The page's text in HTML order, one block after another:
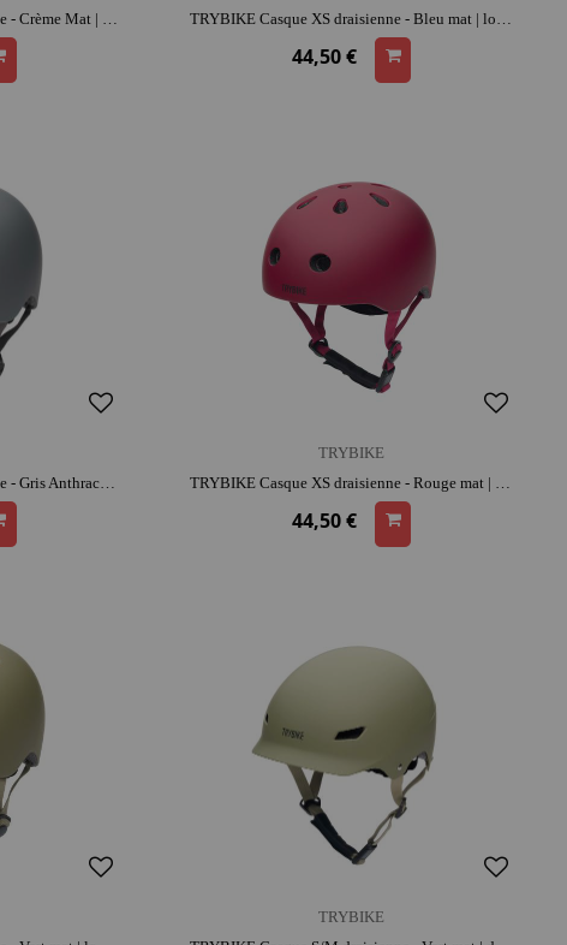
TRYBIKE Casque XS draisienne - Crème Mat | look rétro | adapté aux petites têtes | apprentissage de l'équilibre
TRYBIKE Casque XS draisienne - Bleu mat | look rétro | adapté aux petites têtes | apprentissage de l'équilibre
44,50 €
TRYBIKE Casque XS draisienne - Gris Anthracite mat | look rétro | adapté aux petites têtes | apprentissage de l'équilibre
TRYBIKE
TRYBIKE Casque XS draisienne - Rouge mat | look rétro | adapté aux petites têtes | apprentissage de l'équilibre
44,50 €
TRYBIKE